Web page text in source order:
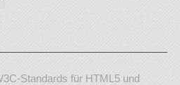
Standards für HTML5 und